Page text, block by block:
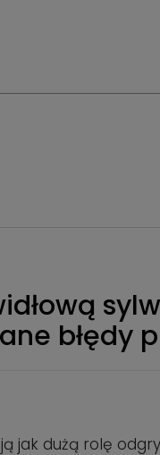
błędy
jak dużą rolę